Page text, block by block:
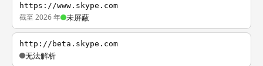
https://www.skype.com
截至 2026 年 未屏蔽
http://beta.skype.com
无法解析